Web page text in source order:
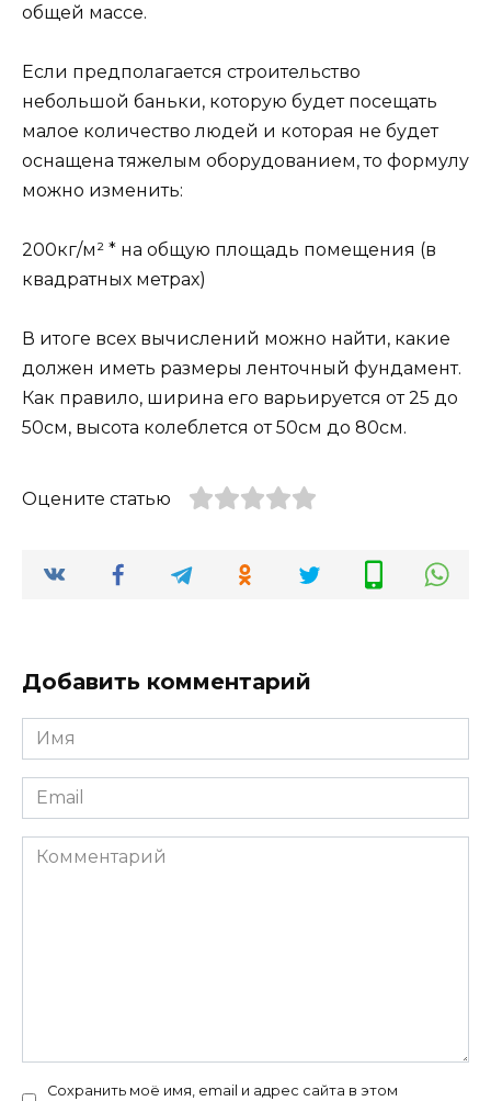
общей массе.
Если предполагается строительство
небольшой баньки, которую будет посещать
малое количество людей и которая не будет
оснащена тяжелым оборудованием, то формулу
можно изменить:
200кг/м² * на общую площадь помещения (в
квадратных метрах)
В итоге всех вычислений можно найти, какие
должен иметь размеры ленточный фундамент.
Как правило, ширина его варьируется от 25 до
50см, высота колеблется от 50см до 80см.
Оцените статью
Добавить комментарий
Имя
*
Email
*
Комментарий
Сохранить моё имя, email и адрес сайта в этом